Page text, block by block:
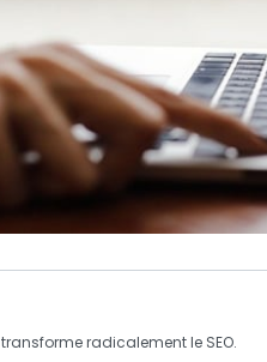
transforme radicalement le SEO.